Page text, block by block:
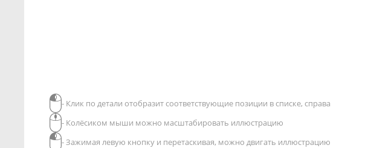
- Клик по детали отобразит соответствующие позиции в списке, справа
- Колёсиком мыши можно масштабировать иллюстрацию
- Зажимая левую кнопку и перетаскивая, можно двигать иллюстрацию